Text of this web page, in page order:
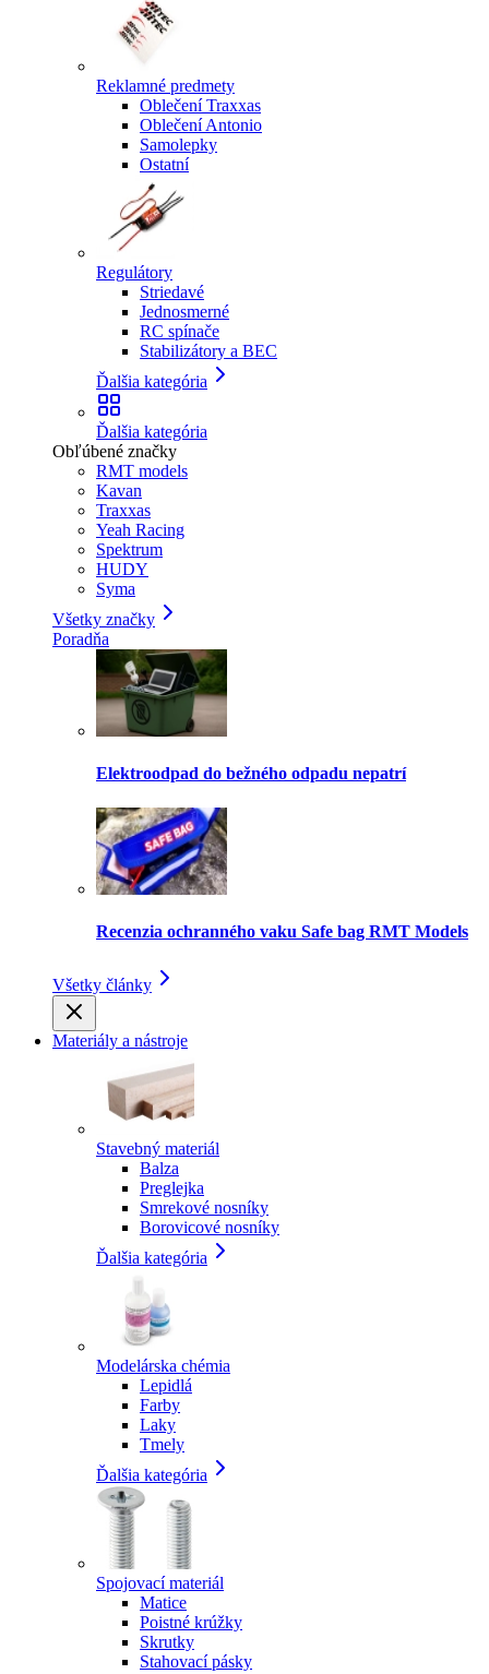
Reklamné predmety
Oblečení Traxxas
Oblečení Antonio
Samolepky
Ostatní
Regulátory
Striedavé
Jednosmerné
RC spínače
Stabilizátory a BEC
Ďalšia kategória
Ďalšia kategória
Obľúbené značky
RMT models
Kavan
Traxxas
Yeah Racing
Spektrum
HUDY
Syma
Všetky značky
Poradňa
Elektroodpad do bežného odpadu nepatrí
Recenzia ochranného vaku Safe bag RMT Models
Všetky články
Materiály a nástroje
Stavebný materiál
Balza
Preglejka
Smrekové nosníky
Borovicové nosníky
Ďalšia kategória
Modelárska chémia
Lepidlá
Farby
Laky
Tmely
Ďalšia kategória
Spojovací materiál
Matice
Poistné krúžky
Skrutky
Stahovací pásky